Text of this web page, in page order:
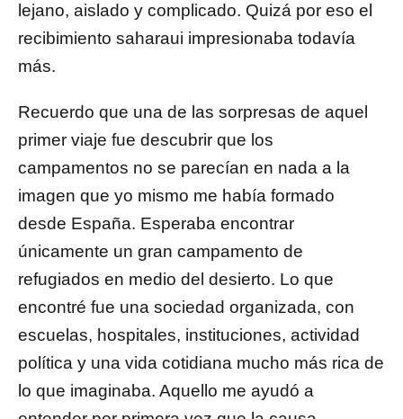
lejano, aislado y complicado. Quizá por eso el
recibimiento saharaui impresionaba todavía
más.
Recuerdo que una de las sorpresas de aquel
primer viaje fue descubrir que los
campamentos no se parecían en nada a la
imagen que yo mismo me había formado
desde España. Esperaba encontrar
únicamente un gran campamento de
refugiados en medio del desierto. Lo que
encontré fue una sociedad organizada, con
escuelas, hospitales, instituciones, actividad
política y una vida cotidiana mucho más rica de
lo que imaginaba. Aquello me ayudó a